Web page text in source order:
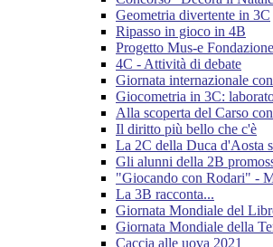
Geometria divertente in 3C
Ripasso in gioco in 4B
Progetto Mus-e
4C - Attività di debate
Giornata internazionale
Giocometria in 3C:
Alla scoperta del Carso
Il diritto più bello che c'è
La 2C della Duca d'Aosta
Gli alunni della 2B
"Giocando con Rodari" -
La 3B racconta...
Giornata Mondiale del
Giornata Mondiale della
Caccia alle uova 2021